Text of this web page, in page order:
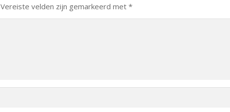
Vereiste velden zijn gemarkeerd met *